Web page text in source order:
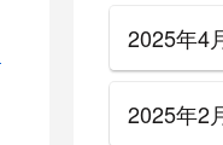
2025年4
2025年2